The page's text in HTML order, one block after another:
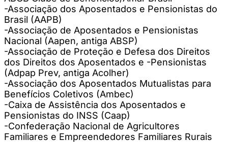
-Associação dos Aposentados e Pensionistas do
Brasil (AAPB)
-Associação de Aposentados e Pensionistas
Nacional (Aapen, antiga ABSP)
-Associação de Proteção e Defesa dos Direitos
dos Direitos dos Aposentados e -Pensionistas
(Adpap Prev, antiga Acolher)
-Associação dos Aposentados Mutualistas para
Benefícios Coletivos (Ambec)
-Caixa de Assistência dos Aposentados e
Pensionistas do INSS (Caap)
-Confederação Nacional de Agricultores
Familiares e Empreendedores Familiares Rurais